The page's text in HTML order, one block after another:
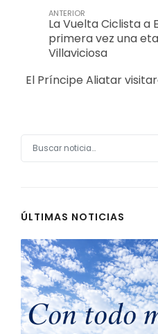
ANTERIOR
La Vuelta Ciclista a
primera vez una
Villaviciosa
El Príncipe Aliatar
ÚLTIMAS NOTICIAS